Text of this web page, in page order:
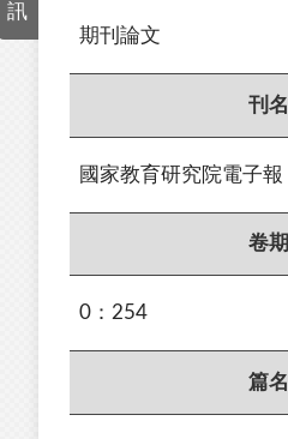
訊
期刊論文
刊名
國家教育研究院電子報
卷期
0：254
篇名